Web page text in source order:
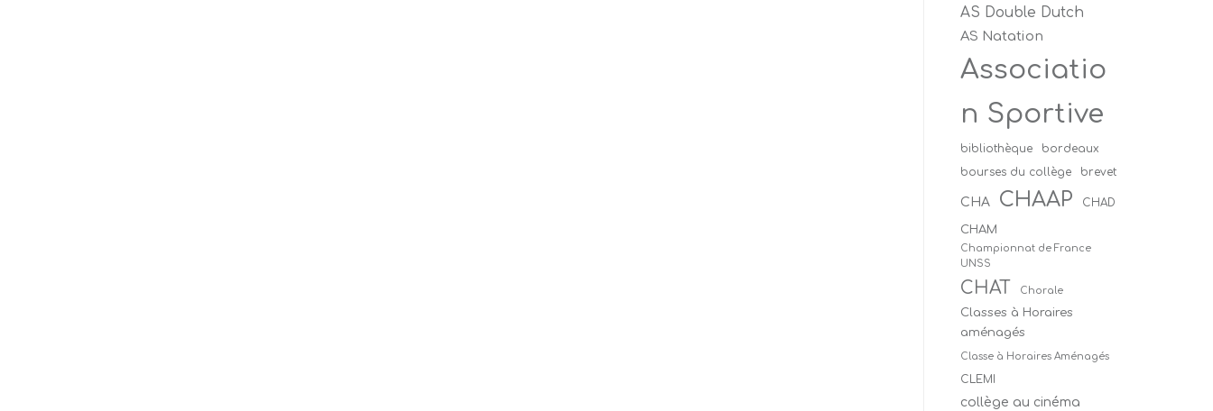
AS Double Dutch
AS Natation
Associatio
n Sportive
bibliothèque
bordeaux
bourses du collège
brevet
CHA CHAAP CHAD
CHAM
Championnat de France
UNSS
CHAT Chorale
Classes à Horaires
aménagés
Classe à Horaires Aménagés
CLEMI
collège au cinéma